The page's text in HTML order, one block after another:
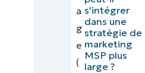
a
g
e
(
s'intégrer
dans une
stratégie de
marketing
MSP plus
large ?